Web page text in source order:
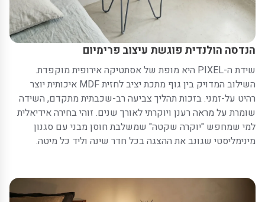
הנדסה הולנדית פוגשת עיצוב פרימיום
שידת ה-PIXEL היא מופת של אסתטיקה אירופית מוקפדת.
השילוב המדויק בין גוף מתכת יציב לחזית MDF איכותית יוצר
רהיט על-זמני. בזכות תהליך צביעה רב-שכבתית מתקדם, השידה
שומרת על מראה רענן ויוקרתי לאורך שנים. זוהי בחירה אידיאלית
למי שמחפש "יוקרה שקטה" שמשלבת חוסן מבני עם סגנון
מינימליסטי שגונב את ההצגה בכל חדר שינה וליד כל מיטה.